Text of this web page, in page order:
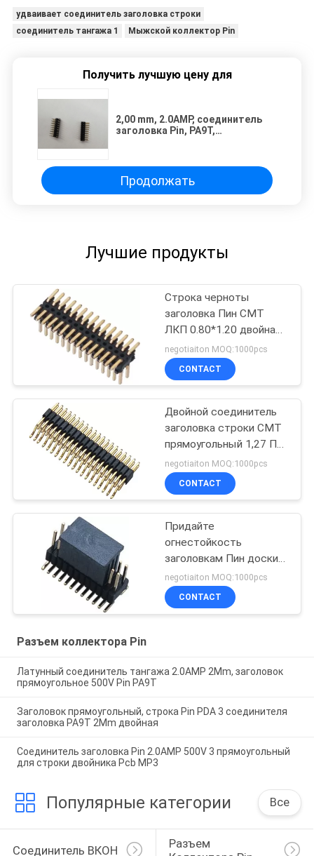
удваивает соединитель заголовка строки
соединитель тангажа 1
Мыжской коллектор Pin
Получить лучшую цену для
2,00 mm, 2.0AMP, соединитель
заголовка Pin, PA9T,
Продолжать
Лучшие продукты
Строка черноты
заголовка Пин СМТ
ЛКП 0.80*1.20 двойная
с вспышкой РОХС
золота упаковки вьюрка
КРЫШКИ Х=1.4
negotiaiton MOQ:1000pcs
CONTACT
Двойной соединитель
заголовка строки СМТ
прямоугольный 1,27 Пин
тангажа ПА9Т 2кс20
Мм
negotiaiton MOQ:1000pcs
CONTACT
Придайте
огнестойкость
заголовкам Пин доски
заголовка тангажа
1.27мм * 2,54 Мм/ПКБ
мужским
negotiaiton MOQ:1000pcs
CONTACT
Разъем коллектора Pin
Латунный соединитель тангажа 2.0AMP 2Mm, заголовок
прямоугольное 500V Pin PA9T
Заголовок прямоугольный, строка Pin PDA 3 соединителя
заголовка PA9T 2Mm двойная
Соединитель заголовка Pin 2.0AMP 500V 3 прямоугольный
для строки двойника Pcb MP3
Популярные категории Все
Соединитель ВКОН
Разъем